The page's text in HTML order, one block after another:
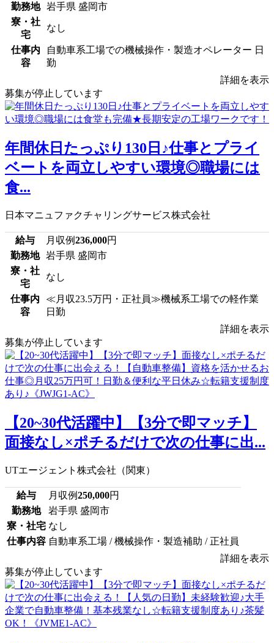
勤務地
岩手県 盛岡市
寮・社
宅
なし
仕事内
容
自動車系工場での機械操作・製造オペレーター 日
勤
詳細を表示
募集が停止しています
年間休日たっぷり130日♪仕事とプライ
ベートを両立しやすい環境◎職場には
食...
日本マニュファクチャリングサービス株式会社
給与 月収例236,000円
勤務地 岩手県 盛岡市
寮・社
宅
なし
仕事内
容
≪月収23.5万円・正社員≫機械系工場での軽作業
日勤
詳細を表示
募集が停止しています
【20~30代活躍中】【3分で即マッチ】
面接なし×ポチるだけで次の仕事に出...
UTエージェント株式会社（関東）
給与 月収例250,000円
勤務地
岩手県 盛岡市
寮・社宅 なし
仕事内容 自動車系工場 / 機械操作・製造補助 / 正社員
詳細を表示
募集が停止しています